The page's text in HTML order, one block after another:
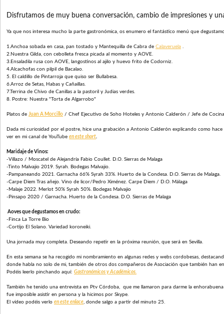
Disfrutamos de muy buena conversación, cambio de impresiones y
Ya que nos interesa mucho la parte gastronómica, os enumero el fantástico menú que
1.Anchoa sobada en casa, pan tostado y Mantequilla de Cabra de Calaveruela .
2.Nuestra Gilda, con cebolleta fresca picada al momento y AOVE.
3.Ensaladila rusa con AOVE, langostinos al ajilo y huevo frito de Codorniz.
4.Alcachofas con pilpil de Bacalao.
5. El caldillo de Pintarroja que quiso ser Bullabesa.
6.Arroz de Setas, Habas y Cañaillas.
7.Terrina de Chivo de Canillas a la pastoril y Judias verdes.
8. Postre: Nuestra "Torta de Algarrobo"
Platos de Juan A Morcillo / Chef Ejecutivo de Soho Hoteles y Antonio Calderón / Jefe de
Dada mi curiosidad por el postre, hice una grabación a Antonio Calderón explicando como
ver en mi canal de YouTube en este short.
Maridaje de Vinos:
-Villazo / Moscatel de Alejandría Fabio Coullet. D.O. Sierras de Malaga
-Tinto Malvajio 2019. Syrah. Bodegas Malvajio.
-Pampaneando 2021. Garnacha 66% Syrah 33%. Huerto de la Condesa. D.O. Sierras de Malaga.
-Carpe Diem Tras añejo. Vino de licor/Pedro Ximénez. Carpe Diem / D.O. Málaga
-Malaje 2022. Merlot 50% Syrah 50%. Bodegas Malvajio
-Pinsapo 2020 / Garnacha. Huerto de la Condesa. D.O. Sierras de Malaga
Aoves que degustamos en crudo:
-Finca La Torre Bio
-Cortijo El Solano. Variedad koroneiki.
Una jornada muy completa. Deseando repetir en la próxima reunión, que será en Sevilla.
En esta semana se ha recogido mi nombramiento en algunas redes y webs cordobesas,
donde habla no solo de mi, también de otros dos compañeros de Asociación que también han
Podéis leerlo pinchando aquí: Gastronómicos y Académicos.
También he tenido una entrevista en Ptv Córdoba, que me llamaron para darme la
fue imposible asistir en persona y la hicimos por Skype.
El vídeo podéis verlo en este enlace, donde salgo a partir del minuto 25.